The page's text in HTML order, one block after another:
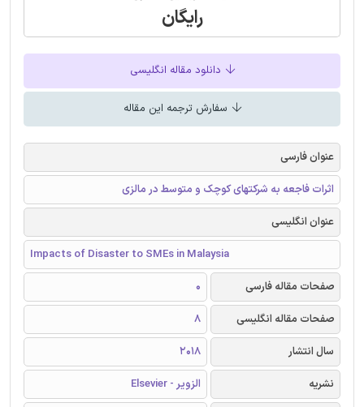
رایگان
دانلود مقاله انگلیسی
سفارش ترجمه این مقاله
عنوان فارسی
اثرات فاجعه به شرکتهای کوچک و متوسط در مالزی
عنوان انگلیسی
Impacts of Disaster to SMEs in Malaysia
صفحات مقاله فارسی
0
صفحات مقاله انگلیسی
8
سال انتشار
2018
نشریه
الزویر - Elsevier